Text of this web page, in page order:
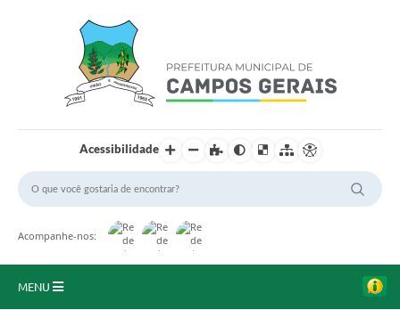
Acessibilidade
Acompanhe-nos:
MENU